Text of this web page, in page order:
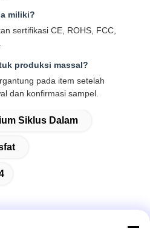
miliki?
sertifikasi CE, ROHS, FCC,
produksi massal?
pada item setelah
dan konfirmasi sampel.
Siklus Dalam